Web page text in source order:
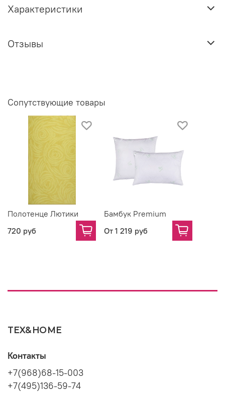
Характеристики
Отзывы
Сопутствующие товары
Полотенце Лютики
720 руб
Бамбук Premium
От 1 219 руб
TEX&HOME
Контакты
+7(968)68-15-003
+7(495)136-59-74